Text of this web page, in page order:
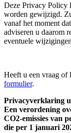
Deze Privacy Policy
worden gewijzigd.
vanaf het moment
adviseren u daarom
eventuele
Heeft u een vraag of
formulier.
Privacyverklaring
Een verordening
CO2-emissies van
die per 1 januari